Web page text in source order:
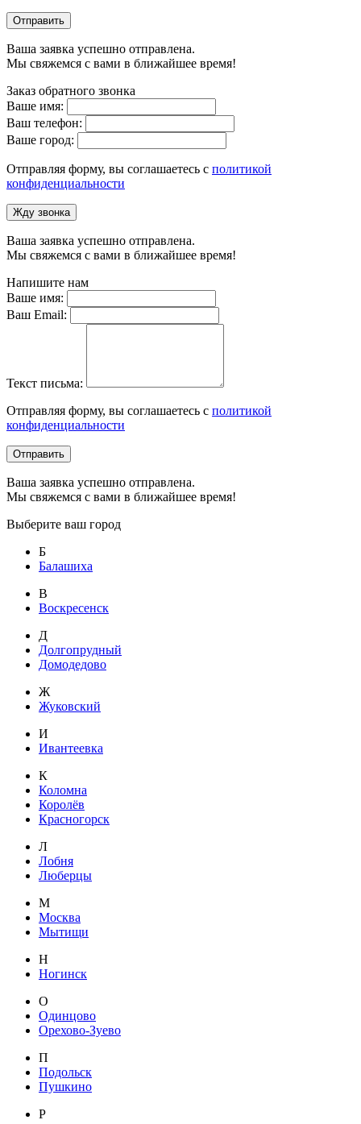
Отправить
Ваша заявка успешно отправлена.
Мы свяжемся с вами в ближайшее время!
Заказ обратного звонка
Ваше имя:
Ваш телефон:
Ваше город:
Отправляя форму, вы соглашаетесь с политикой
конфиденциальности
Жду звонка
Ваша заявка успешно отправлена.
Мы свяжемся с вами в ближайшее время!
Напишите нам
Ваше имя:
Ваш Email:
Текст письма:
Отправляя форму, вы соглашаетесь с политикой
конфиденциальности
Отправить
Ваша заявка успешно отправлена.
Мы свяжемся с вами в ближайшее время!
Выберите ваш город
Б
Балашиха
В
Воскресенск
Д
Долгопрудный
Домодедово
Ж
Жуковский
И
Ивантеевка
К
Коломна
Королёв
Красногорск
Л
Лобня
Люберцы
М
Москва
Мытищи
Н
Ногинск
О
Одинцово
Орехово-Зуево
П
Подольск
Пушкино
Р